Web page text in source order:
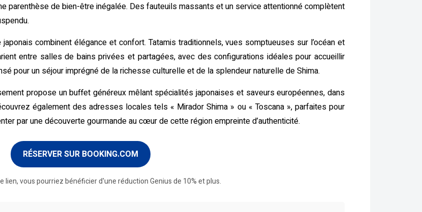
parenthèse de bien-être inégalée. Des fauteuils massants et un service attentionné complètent
combinent élégance et confort. Tatamis traditionnels, vues somptueuses sur l’océan et
entre salles de bains privées et partagées, avec des configurations idéales pour accueillir
pour un séjour imprégné de la richesse culturelle et de la splendeur naturelle de Shima.
propose un buffet généreux mêlant spécialités japonaises et saveurs européennes, dans
également des adresses locales tels « Mirador Shima » ou « Toscana », parfaites pour
par une découverte gourmande au cœur de cette région empreinte d’authenticité.
RÉSERVER SUR BOOKING.COM
lien, vous pourriez bénéficier d'une réduction Genius de 10% et plus.